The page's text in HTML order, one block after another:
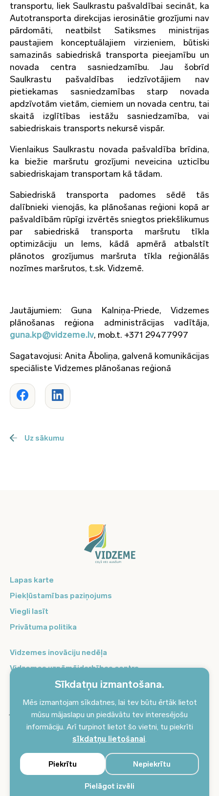
Sīkdatņu izmantošana.
Mēs izmantojam sīkdatnes, lai tev būtu ērtāk lietot
mūsu mājaslapu un piedāvātu tev interesējošu
informāciju. Arī turpinot lietot šo vietni, tu piekrīti
sīkdatņu lietošanai.
Pielāgot izvēli
Nepiekrītu
Piekrītu
transportu, liek Saulkrastu pašvaldībai secināt, ka
Autotransporta direkcijas ierosinātie grozījumi nav
pārdomāti, neatbilst Satiksmes ministrijas
paustajiem konceptuālajiem virzieniem, būtiski
samazinās sabiedriskā transporta pieejamību un
novada centra sasniedzamību. Jau šobrīd
Saulkrastu pašvaldības iedzīvotājiem nav
pietiekamas sasniedzamības starp novada
apdzīvotām vietām, ciemiem un novada centru, tai
skaitā izglītības iestāžu sasniedzamība, vai
sabiedriskais transports nekursē vispār.
Vienlaikus Saulkrastu novada pašvaldība brīdina,
ka biežie maršrutu grozījumi neveicina uzticību
sabiedriskajam transportam kā tādam.
Sabiedriskā transporta padomes sēdē tās
dalībnieki vienojās, ka plānošanas reģioni kopā ar
pašvaldībām rūpīgi izvērtēs sniegtos priekšlikumus
par sabiedriskā transporta maršrutu tīkla
optimizāciju un lems, kādā apmērā atbalstīt
plānotos grozījumus maršruta tīkla reģionālās
nozīmes maršrutos, t.sk. Vidzemē.
Jautājumiem: Guna Kalniņa-Priede, Vidzemes
plānošanas reģiona administrācijas vadītāja,
guna.kp@vidzeme.lv, mob.t. +371 29477997
Sagatavojusi: Anita Āboliņa, galvenā komunikācijas
speciāliste Vidzemes plānošanas reģionā
Uz sākumu
Lapas karte
Piekļūstamības paziņojums
Viegli lasīt
Privātuma politika
Vidzemes inovāciju nedēļa
Vidzemes uzņēmējdarbības centrs
Balso Vidzeme
Pierakstieties jaunumiem un saņemiet aktuālākos
jaunumus savā e-pastā!
Pieteikties jaunumiem